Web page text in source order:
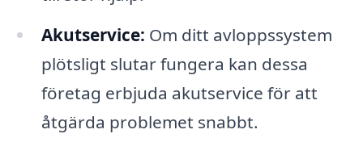
Akutservice: Om ditt avloppssystem
plötsligt slutar fungera kan dessa
företag erbjuda akutservice för att
åtgärda problemet snabbt.